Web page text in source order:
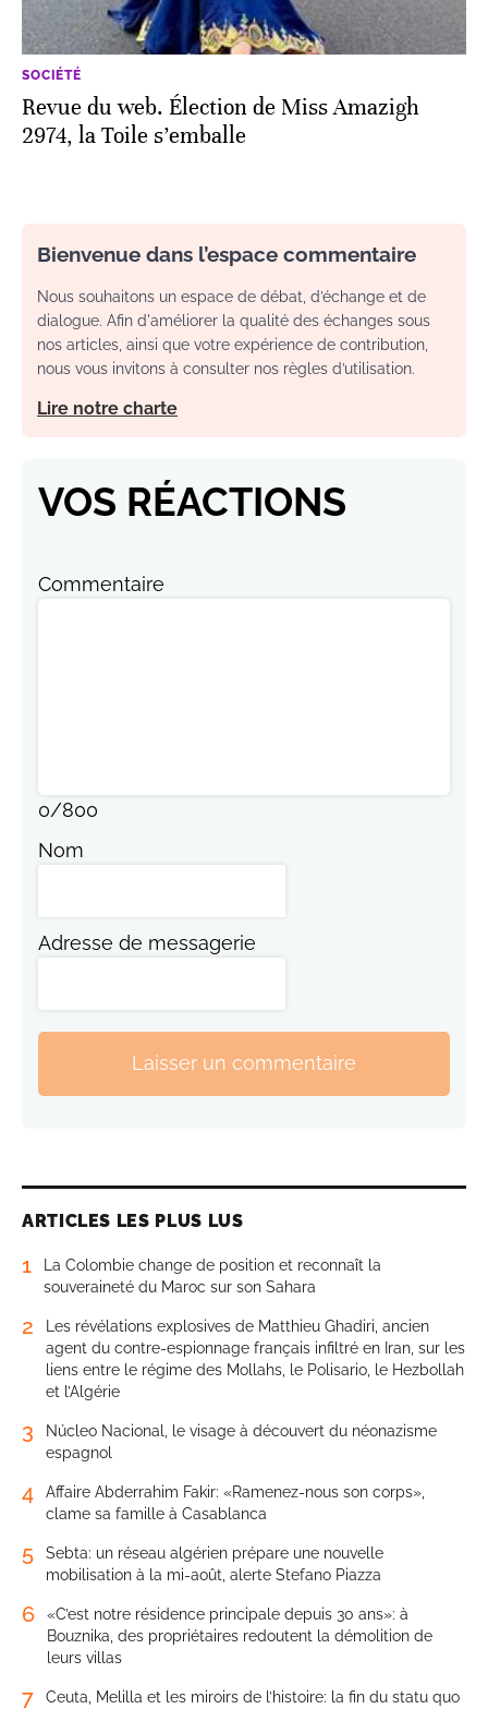
SOCIÉTÉ
Revue du web. Élection de Miss Amazigh
2974, la Toile s’emballe
Bienvenue dans l’espace commentaire
Nous souhaitons un espace de débat, d’échange et de
dialogue. Afin d'améliorer la qualité des échanges sous
nos articles, ainsi que votre expérience de contribution,
nous vous invitons à consulter nos règles d’utilisation.
Lire notre charte
VOS RÉACTIONS
Commentaire
0/800
Nom
Adresse de messagerie
Laisser un commentaire
ARTICLES LES PLUS LUS
1
La Colombie change de position et reconnaît la
souveraineté du Maroc sur son Sahara
2
Les révélations explosives de Matthieu Ghadiri, ancien
agent du contre-espionnage français infiltré en Iran, sur les
liens entre le régime des Mollahs, le Polisario, le Hezbollah
et l’Algérie
3
Núcleo Nacional, le visage à découvert du néonazisme
espagnol
4
Affaire Abderrahim Fakir: «Ramenez-nous son corps»,
clame sa famille à Casablanca
5
Sebta: un réseau algérien prépare une nouvelle
mobilisation à la mi-août, alerte Stefano Piazza
6
«C’est notre résidence principale depuis 30 ans»: à
Bouznika, des propriétaires redoutent la démolition de
leurs villas
7 Ceuta, Melilla et les miroirs de l’histoire: la fin du statu quo